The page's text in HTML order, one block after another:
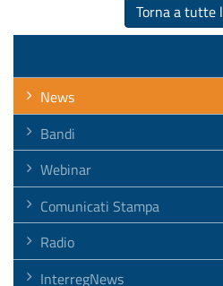
Bandi
Webinar
Comunicati Stampa
Radio
InterregNews
Notiziario Artigiano